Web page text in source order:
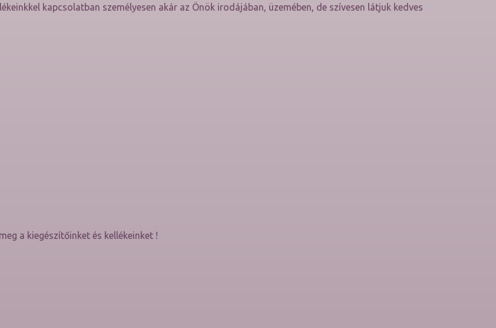
kapcsolatban személyesen akár az Önök irodájában, üzemében, de szívesen látjuk kedves
a kiegészítőinket és kellékeinket !